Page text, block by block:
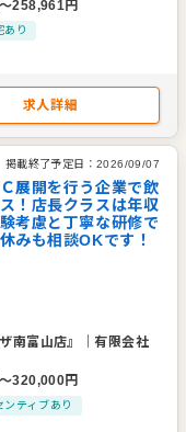
258,961円
あり
求人詳細
掲載終了予定日： 2026/09/07
展開を行う企業で飲
！店長クラスは年収
考慮と丁寧な研修で
みも相談OKです！
南富山店』 ｜有限会社
320,000円
ティブあり